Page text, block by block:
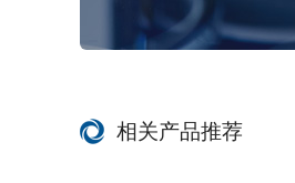
相关产品推荐